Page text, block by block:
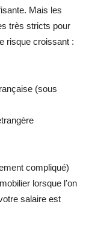
Mais les
très stricts pour
risque croissant :
(sous
compliqué)
lorsque l’on
salaire est